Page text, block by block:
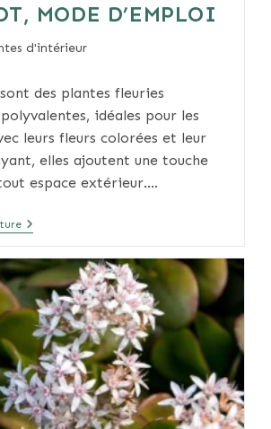
MODE D’EMPLOI
d'intérieur
des plantes fleuries
idéales pour les
leurs fleurs colorées et leur
elles ajoutent une touche
espace extérieur.…
Le
Bégonia
Jardinière
Et
En
Pot,
Mode
D’emploi